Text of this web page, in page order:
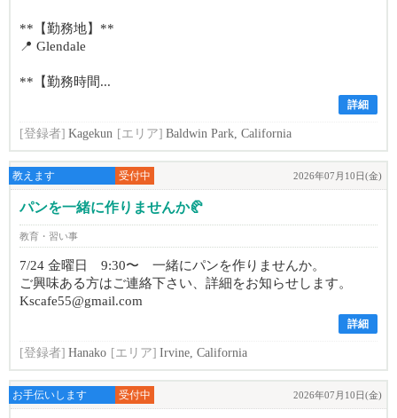
**【勤務地】**
📍 Glendale
**【勤務時間...
詳細
[登録者] Kagekun [エリア] Baldwin Park, California
教えます 受付中 2026年07月10日(金)
パンを一緒に作りませんか🥐
教育・習い事
7/24 金曜日 9:30〜 一緒にパンを作りませんか。
ご興味ある方はご連絡下さい、詳細をお知らせします。
Kscafe55@gmail.com
詳細
[登録者] Hanako [エリア] Irvine, California
お手伝いします 受付中 2026年07月10日(金)